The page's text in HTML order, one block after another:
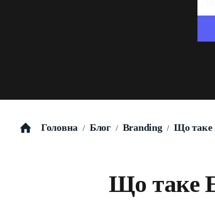
Головна / Блог / Branding / Що таке
Що таке